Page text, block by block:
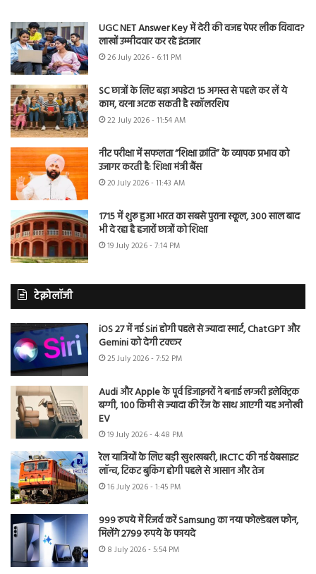
UGC NET Answer Key में देरी की वजह पेपर लीक विवाद?
लाखों उम्मीदवार कर रहे इंतजार
26 July 2026 - 6:11 PM
SC छात्रों के लिए बड़ा अपडेट! 15 अगस्त से पहले कर लें ये
काम, वरना अटक सकती है स्कॉलरशिप
22 July 2026 - 11:54 AM
नीट परीक्षा में सफलता “शिक्षा क्रांति” के व्यापक प्रभाव को
उजागर करती है: शिक्षा मंत्री बैंस
20 July 2026 - 11:43 AM
1715 में शुरू हुआ भारत का सबसे पुराना स्कूल, 300 साल बाद
भी दे रहा है हजारों छात्रों को शिक्षा
19 July 2026 - 7:14 PM
टेक्नोलॉजी
iOS 27 में नई Siri होगी पहले से ज्यादा स्मार्ट, ChatGPT और
Gemini को देगी टक्कर
25 July 2026 - 7:52 PM
Audi और Apple के पूर्व डिजाइनरों ने बनाई लग्जरी इलेक्ट्रिक
बग्गी, 100 किमी से ज्यादा की रेंज के साथ आएगी यह अनोखी
EV
19 July 2026 - 4:48 PM
रेल यात्रियों के लिए बड़ी खुशखबरी, IRCTC की नई वेबसाइट
लॉन्च, टिकट बुकिंग होगी पहले से आसान और तेज
16 July 2026 - 1:45 PM
999 रुपये में रिजर्व करें Samsung का नया फोल्डेबल फोन,
मिलेंगे 2799 रुपये के फायदे
8 July 2026 - 5:54 PM